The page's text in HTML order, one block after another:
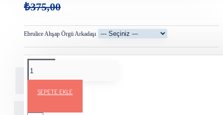
₺375,00
Ebrulice Ahşap Örgü Arkadaşı
SEPETE EKLE
Açıklama Teslimat Bilgileri